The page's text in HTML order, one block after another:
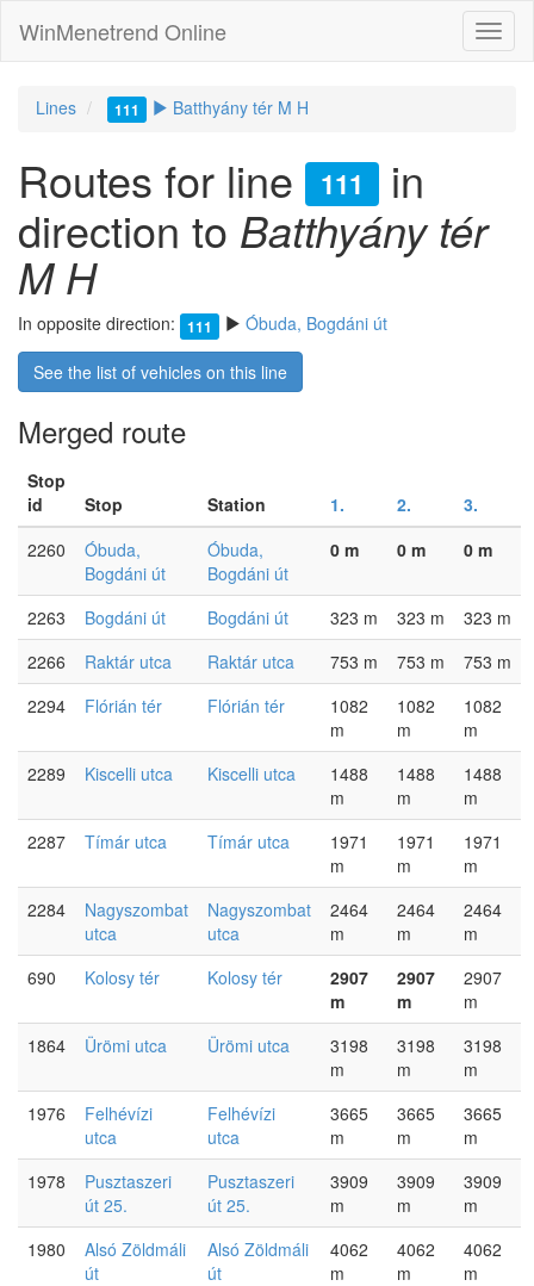
WinMenetrend Online
Lines 111 Batthyány tér M H
Routes for line 111
in
direction to Batthyány tér
M H
In opposite direction: 111 Óbuda, Bogdáni út
See the list of vehicles on this line
Merged route
Stop
id
Stop Station 1. 2.
3.
2260
Óbuda,
Bogdáni út
Óbuda,
Bogdáni út
0 m 0 m 0 m
2263 Bogdáni út Bogdáni út 323 m 323 m
323 m
2266
Raktár utca Raktár utca 753 m 753 m
753 m
2294
Flórián tér Flórián tér
1082
m
1082
m
1082
m
2289
Kiscelli utca Kiscelli utca
1488
m
1488
m
1488
m
2287
Tímár utca Tímár utca
1971
m
1971
m
1971
m
2284
Nagyszombat
utca
Nagyszombat
utca
2464
m
2464
m
2464
m
690
Kolosy tér Kolosy tér
2907
m
2907
m
2907
m
1864
Ürömi utca Ürömi utca
3198
m
3198
m
3198
m
1976
Felhévízi
utca
Felhévízi
utca
3665
m
3665
m
3665
m
1978
Pusztaszeri
út 25.
Pusztaszeri
út 25.
3909
m
3909
m
3909
m
1980
Alsó Zöldmáli
út
Alsó Zöldmáli
út
4062
m
4062
m
4062
m